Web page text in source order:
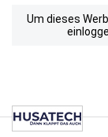
Um dieses